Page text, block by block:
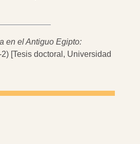
en el Antiguo Egipto:
2) [Tesis doctoral, Universidad